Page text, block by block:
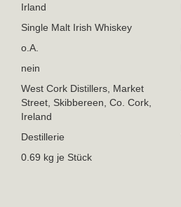
Irland
Single Malt Irish Whiskey
o.A.
nein
West Cork Distillers, Market
Street, Skibbereen, Co. Cork,
Ireland
Destillerie
0.69 kg je Stück